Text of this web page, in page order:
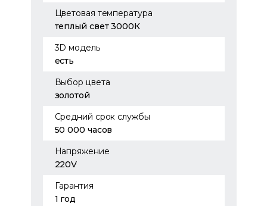
Цветовая температура
теплый свет 3000К
3D модель
есть
Выбор цвета
золотой
Средний срок службы
50 000 часов
Напряжение
220V
Гарантия
1 год